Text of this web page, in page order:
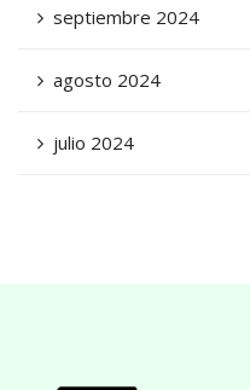
septiembre 2024
agosto 2024
julio 2024